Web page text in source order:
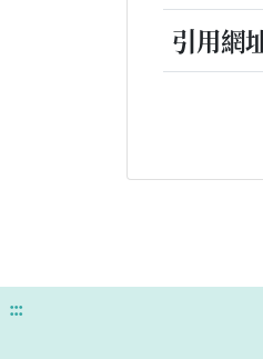
引用網
:::